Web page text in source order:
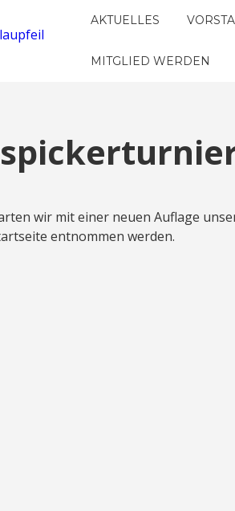
AKTUELLES
MITGLIED WERDEN
wir mit einer neuen Auflage
entnommen werden.